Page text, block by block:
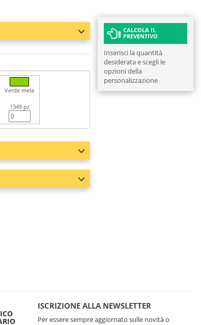
Verde mela
1349 pz
CALCOLA IL
PREVENTIVO
Inserisci la quantità
desiderata e scegli le
opzioni della
personalizzazione
ISCRIZIONE ALLA NEWSLETTER
Per essere sempre aggiornato sulle novità o